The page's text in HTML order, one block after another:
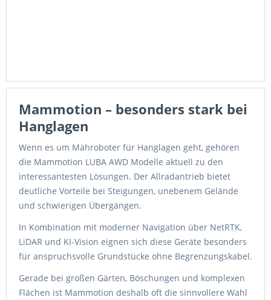
Mammotion – besonders stark bei
Hanglagen
Wenn es um Mähroboter für Hanglagen geht, gehören
die Mammotion LUBA AWD Modelle aktuell zu den
interessantesten Lösungen. Der Allradantrieb bietet
deutliche Vorteile bei Steigungen, unebenem Gelände
und schwierigen Übergängen.
In Kombination mit moderner Navigation über NetRTK,
LiDAR und KI-Vision eignen sich diese Geräte besonders
für anspruchsvolle Grundstücke ohne Begrenzungskabel.
Gerade bei großen Gärten, Böschungen und komplexen
Flächen ist Mammotion deshalb oft die sinnvollere Wahl